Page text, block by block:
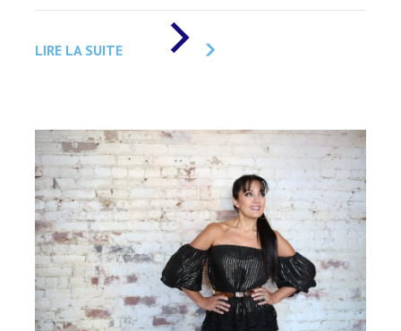
LIRE LA SUITEUN
PRÉSIDENT
NATIONAL
DE
LA
FLG
LORS
DU
CONSEIL
NATIONAL
DE
L'AREQ
»